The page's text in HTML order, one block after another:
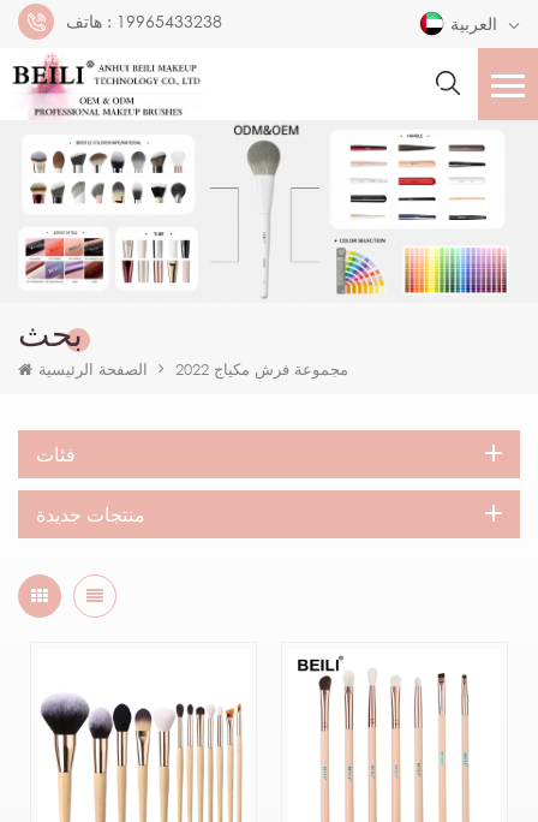
هاتف : 19965433238
بحث
الصفحة الرئيسية مجموعة فرش مكياج 2022
فئات
منتجات جديدة